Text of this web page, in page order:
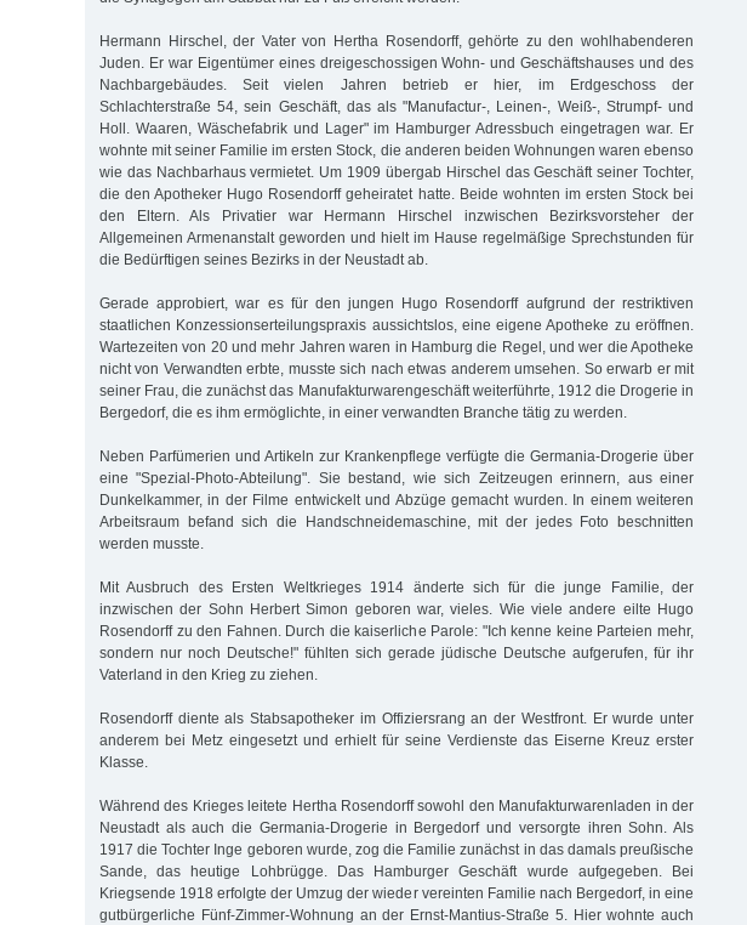
Hermann Hirschel, der Vater von Hertha Rosendorff, gehörte zu den wohlhabenderen
Juden. Er war Eigentümer eines dreigeschossigen Wohn- und Geschäftshauses und des
Nachbargebäudes. Seit vielen Jahren betrieb er hier, im Erdgeschoss der
Schlachterstraße 54, sein Geschäft, das als "Manufactur-, Leinen-, Weiß-, Strumpf- und
Holl. Waaren, Wäschefabrik und Lager" im Hamburger Adressbuch eingetragen war. Er
wohnte mit seiner Familie im ersten Stock, die anderen beiden Wohnungen waren ebenso
wie das Nachbarhaus vermietet. Um 1909 übergab Hirschel das Geschäft seiner Tochter,
die den Apotheker Hugo Rosendorff geheiratet hatte. Beide wohnten im ersten Stock bei
den Eltern. Als Privatier war Hermann Hirschel inzwischen Bezirksvorsteher der
Allgemeinen Armenanstalt geworden und hielt im Hause regelmäßige Sprechstunden für
die Bedürftigen seines Bezirks in der Neustadt ab.
Gerade approbiert, war es für den jungen Hugo Rosendorff aufgrund der restriktiven
staatlichen Konzessionserteilungspraxis aussichtslos, eine eigene Apotheke zu eröffnen.
Wartezeiten von 20 und mehr Jahren waren in Hamburg die Regel, und wer die Apotheke
nicht von Verwandten erbte, musste sich nach etwas anderem umsehen. So erwarb er mit
seiner Frau, die zunächst das Manufakturwarengeschäft weiterführte, 1912 die Drogerie in
Bergedorf, die es ihm ermöglichte, in einer verwandten Branche tätig zu werden.
Neben Parfümerien und Artikeln zur Krankenpflege verfügte die Germania-Drogerie über
eine "Spezial-Photo-Abteilung". Sie bestand, wie sich Zeitzeugen erinnern, aus einer
Dunkelkammer, in der Filme entwickelt und Abzüge gemacht wurden. In einem weiteren
Arbeitsraum befand sich die Handschneidemaschine, mit der jedes Foto beschnitten
werden musste.
Mit Ausbruch des Ersten Weltkrieges 1914 änderte sich für die junge Familie, der
inzwischen der Sohn Herbert Simon geboren war, vieles. Wie viele andere eilte Hugo
Rosendorff zu den Fahnen. Durch die kaiserliche Parole: "Ich kenne keine Parteien mehr,
sondern nur noch Deutsche!" fühlten sich gerade jüdische Deutsche aufgerufen, für ihr
Vaterland in den Krieg zu ziehen.
Rosendorff diente als Stabsapotheker im Offiziersrang an der Westfront. Er wurde unter
anderem bei Metz eingesetzt und erhielt für seine Verdienste das Eiserne Kreuz erster
Klasse.
Während des Krieges leitete Hertha Rosendorff sowohl den Manufakturwarenladen in der
Neustadt als auch die Germania-Drogerie in Bergedorf und versorgte ihren Sohn. Als
1917 die Tochter Inge geboren wurde, zog die Familie zunächst in das damals preußische
Sande, das heutige Lohbrügge. Das Hamburger Geschäft wurde aufgegeben. Bei
Kriegsende 1918 erfolgte der Umzug der wieder vereinten Familie nach Bergedorf, in eine
gutbürgerliche Fünf-Zimmer-Wohnung an der Ernst-Mantius-Straße 5. Hier wohnte auch